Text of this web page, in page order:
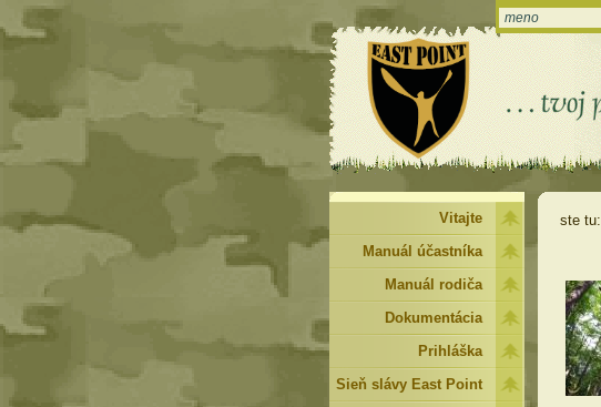
ste tu:
Vitajte
Manuál účastníka
Manuál rodiča
Dokumentácia
Prihláška
Sieň slávy East Point